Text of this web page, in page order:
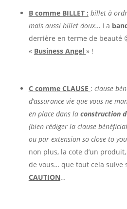
B comme BILLET : billet à
mais aussi billet doux… La
derrière en terme de beauté
« Business Angel » !
C comme CLAUSE : clause
d’assurance vie que vous ne
en place dans la construction
(bien rédiger la clause
ou par extension so close to
non plus, la cote d’un
de vous… que tout cela suive
CAUTION…